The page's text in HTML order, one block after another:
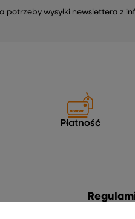
wysyłki newslettera z
Płatność